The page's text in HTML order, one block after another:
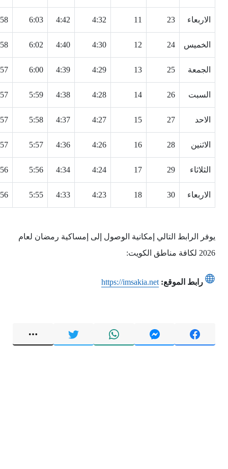
الاربعاء 23
11
4:32
4:42
6:03
الخميس 24
12
4:30
4:40
6:02
الجمعة 25
13
4:29
4:39
6:00
السبت 26
14
4:28
4:38
5:59
الاحد 27
15
4:27
4:37
5:58
الاثنين 28
16
4:26
4:36
5:57
الثلاثاء 29
17
4:24
4:34
5:56
الاربعاء 30
18
4:23
4:33
5:55
يوفر الرابط التالي إمكانية الوصول إلى إمساكية رمضان لعام
2026 لكافة مناطق الكويت:
رابط الموقع: https://imsakia.net